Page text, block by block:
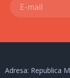
Adresa: Republica